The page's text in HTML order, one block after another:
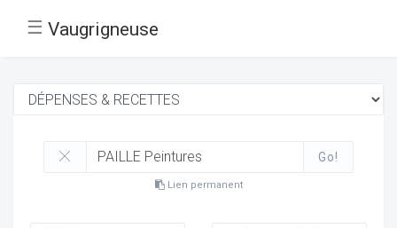
☰ Vaugrigneuse
Go!
Lien permanent